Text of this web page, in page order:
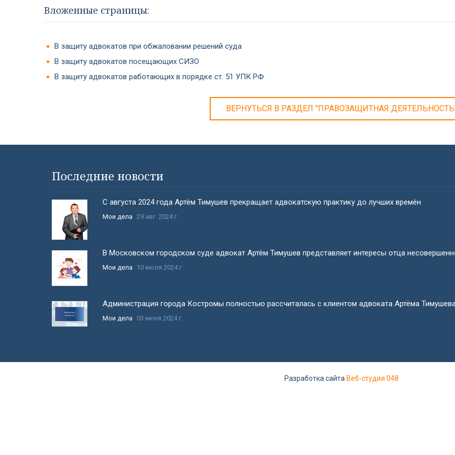
Вложенные страницы:
В защиту адвокатов при обжаловании решений суда
В защиту адвокатов посещающих СИЗО
В защиту адвокатов работающих в порядке ст. 51 УПК РФ
ВЕРНУТЬСЯ В РАЗДЕЛ "ПРАВОЗАЩИТНАЯ
Последние новости
С августа 2024 года Артём Тимушев прекращает адвокатскую практику до лучших времён
Мои дела 29 авг. 2024 г.
В Московском городском суде адвокат Артём Тимушев представляет интересы отца
Мои дела 10 июля 2024 г.
Администрация города Костромы полностью рассчиталась с клиентом адвоката Артёма
Мои дела 03 июня 2024 г.
Разработка сайта Веб-студия 048